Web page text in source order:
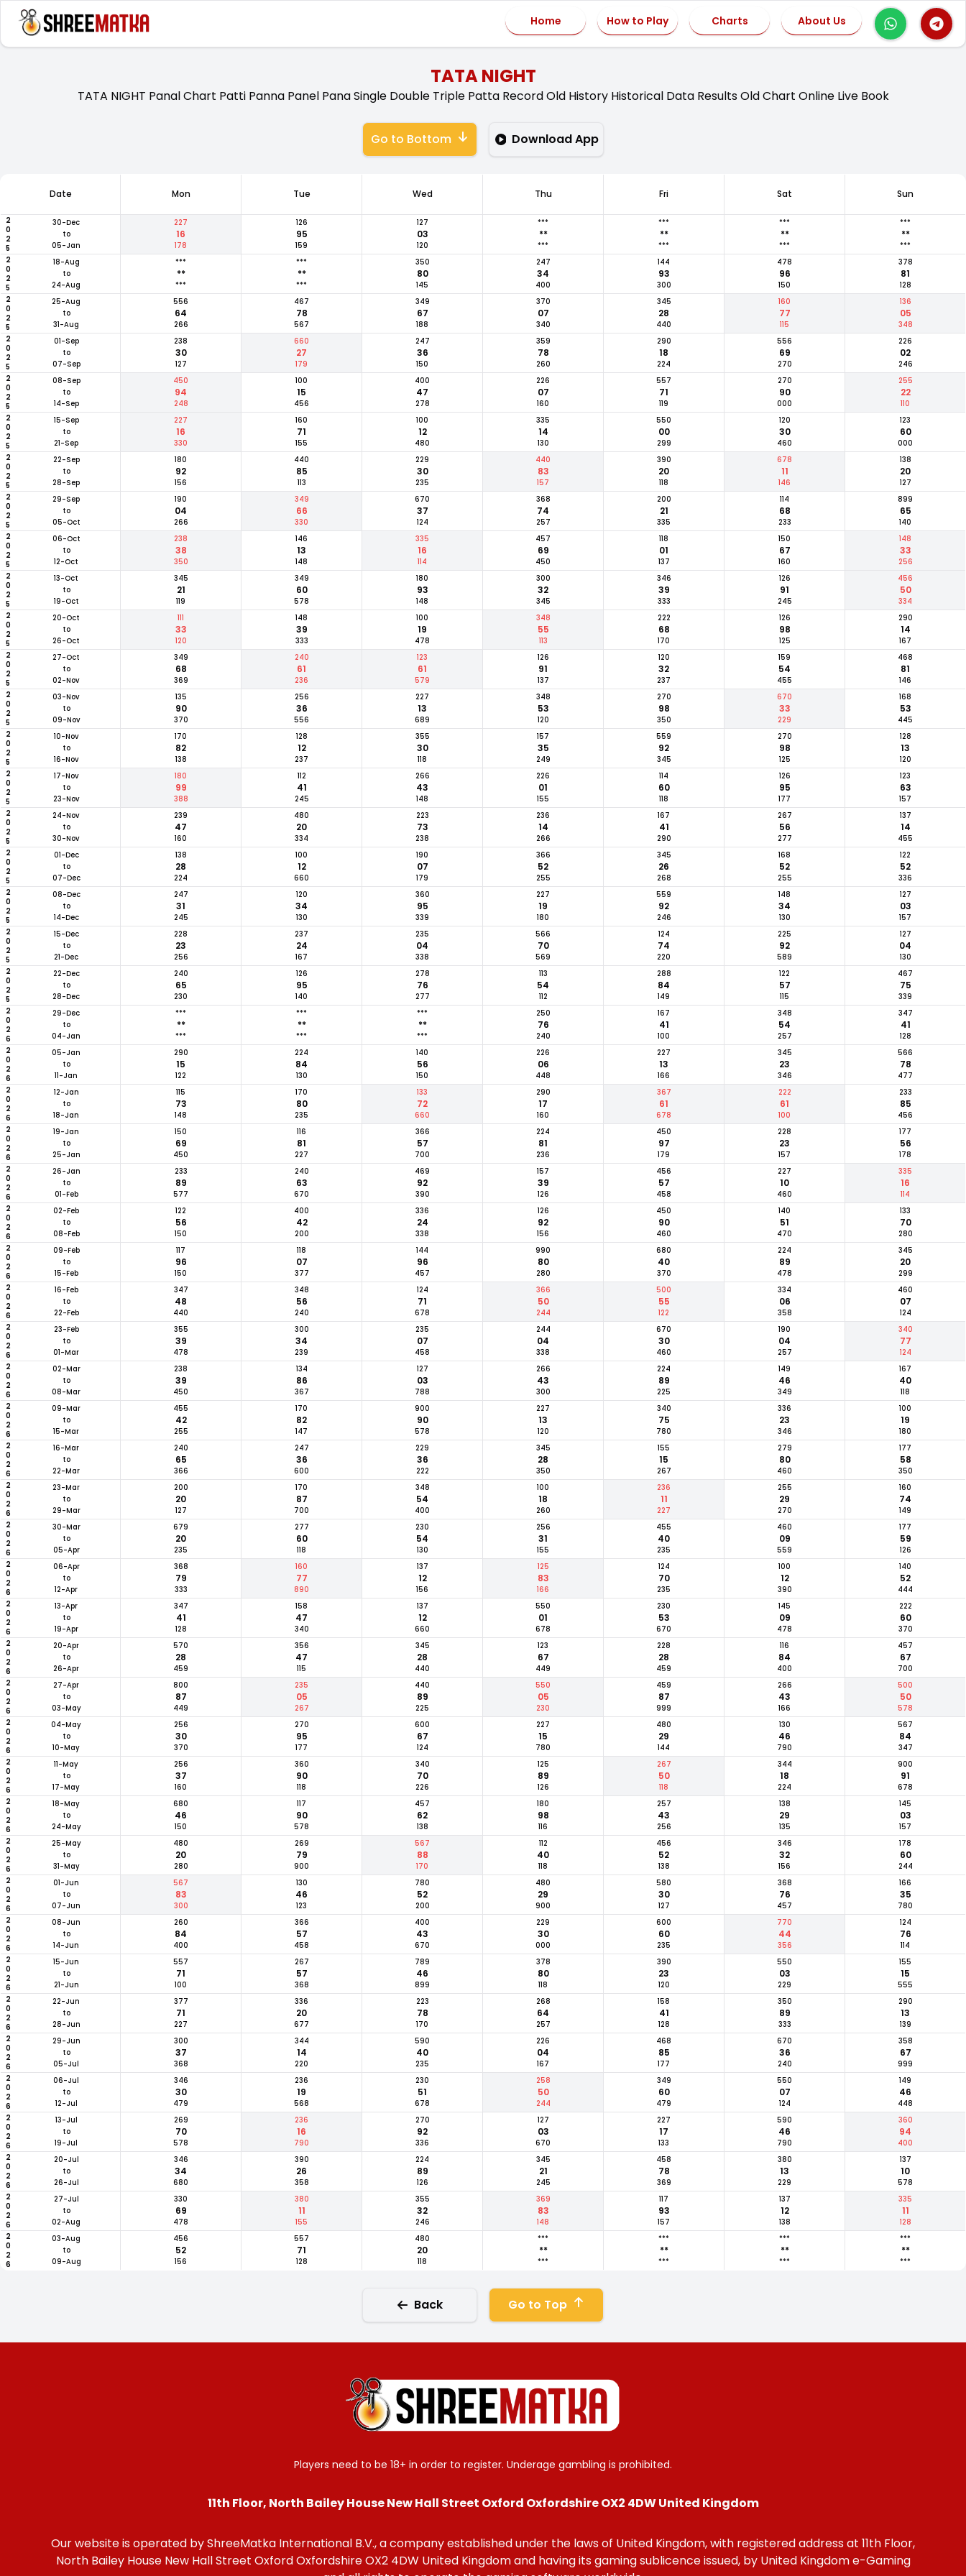
Home How to Play Charts About Us
TATA NIGHT
TATA NIGHT Panal Chart Patti Panna Panel Pana Single Double Triple Patta Record Old History Historical Data Results Old Chart Online Live Book
Go to Bottom Download App
Date Mon Tue Wed Thu Fri Sat Sun
2025
30-Dec
to
05-Jan
227
16
178
126
95
159
127
03
120
***
**
***
***
**
***
***
**
***
***
**
***
2025
18-Aug
to
24-Aug
***
**
***
***
**
***
350
80
145
247
34
400
144
93
300
478
96
150
378
81
128
2025
25-Aug
to
31-Aug
556
64
266
467
78
567
349
67
188
370
07
340
345
28
440
160
77
115
136
05
348
2025
01-Sep
to
07-Sep
238
30
127
660
27
179
247
36
150
359
78
260
290
18
224
556
69
270
226
02
246
2025
08-Sep
to
14-Sep
450
94
248
100
15
456
400
47
278
226
07
160
557
71
119
270
90
000
255
22
110
2025
15-Sep
to
21-Sep
227
16
330
160
71
155
100
12
480
335
14
130
550
00
299
120
30
460
123
60
000
2025
22-Sep
to
28-Sep
180
92
156
440
85
113
229
30
235
440
83
157
390
20
118
678
11
146
138
20
127
2025
29-Sep
to
05-Oct
190
04
266
349
66
330
670
37
124
368
74
257
200
21
335
114
68
233
899
65
140
2025
06-Oct
to
12-Oct
238
38
350
146
13
148
335
16
114
457
69
450
118
01
137
150
67
160
148
33
256
2025
13-Oct
to
19-Oct
345
21
119
349
60
578
180
93
148
300
32
345
346
39
333
126
91
245
456
50
334
2025
20-Oct
to
26-Oct
111
33
120
148
39
333
100
19
478
348
55
113
222
68
170
126
98
125
290
14
167
2025
27-Oct
to
02-Nov
349
68
369
240
61
236
123
61
579
126
91
137
120
32
237
159
54
455
468
81
146
2025
03-Nov
to
09-Nov
135
90
370
256
36
556
227
13
689
348
53
120
270
98
350
670
33
229
168
53
445
2025
10-Nov
to
16-Nov
170
82
138
128
12
237
355
30
118
157
35
249
559
92
345
270
98
125
128
13
120
2025
17-Nov
to
23-Nov
180
99
388
112
41
245
266
43
148
226
01
155
114
60
118
126
95
177
123
63
157
2025
24-Nov
to
30-Nov
239
47
160
480
20
334
223
73
238
236
14
266
167
41
290
267
56
277
137
14
455
2025
01-Dec
to
07-Dec
138
28
224
100
12
660
190
07
179
366
52
255
345
26
268
168
52
255
122
52
336
2025
08-Dec
to
14-Dec
247
31
245
120
34
130
360
95
339
227
19
180
559
92
246
148
34
130
127
03
157
2025
15-Dec
to
21-Dec
228
23
256
237
24
167
235
04
338
566
70
569
124
74
220
225
92
589
127
04
130
2025
22-Dec
to
28-Dec
240
65
230
126
95
140
278
76
277
113
54
112
288
84
149
122
57
115
467
75
339
2026
29-Dec
to
04-Jan
***
**
***
***
**
***
***
**
***
250
76
240
167
41
100
348
54
257
347
41
128
2026
05-Jan
to
11-Jan
290
15
122
224
84
130
140
56
150
226
06
448
227
13
166
345
23
346
566
78
477
2026
12-Jan
to
18-Jan
115
73
148
170
80
235
133
72
660
290
17
160
367
61
678
222
61
100
233
85
456
2026
19-Jan
to
25-Jan
150
69
450
116
81
227
366
57
700
224
81
236
450
97
179
228
23
157
177
56
178
2026
26-Jan
to
01-Feb
233
89
577
240
63
670
469
92
390
157
39
126
456
57
458
227
10
460
335
16
114
2026
02-Feb
to
08-Feb
122
56
150
400
42
200
336
24
338
126
92
156
450
90
460
140
51
470
133
70
280
2026
09-Feb
to
15-Feb
117
96
150
118
07
377
144
96
457
990
80
280
680
40
370
224
89
478
345
20
299
2026
16-Feb
to
22-Feb
347
48
440
348
56
240
124
71
678
366
50
244
500
55
122
334
06
358
460
07
124
2026
23-Feb
to
01-Mar
355
39
478
300
34
239
235
07
458
244
04
338
670
30
460
190
04
257
340
77
124
2026
02-Mar
to
08-Mar
238
39
450
134
86
367
127
03
788
266
43
300
224
89
225
149
46
349
167
40
118
2026
09-Mar
to
15-Mar
455
42
255
170
82
147
900
90
578
227
13
120
340
75
780
336
23
346
100
19
180
2026
16-Mar
to
22-Mar
240
65
366
247
36
600
229
36
222
345
28
350
155
15
267
279
80
460
177
58
350
2026
23-Mar
to
29-Mar
200
20
127
170
87
700
348
54
400
100
18
260
236
11
227
255
29
270
160
74
149
2026
30-Mar
to
05-Apr
679
20
235
277
60
118
230
54
130
256
31
155
455
40
235
460
09
559
177
59
126
2026
06-Apr
to
12-Apr
368
79
333
160
77
890
137
12
156
125
83
166
124
70
235
100
12
390
140
52
444
2026
13-Apr
to
19-Apr
347
41
128
158
47
340
137
12
660
550
01
678
230
53
670
145
09
478
222
60
370
2026
20-Apr
to
26-Apr
570
28
459
356
47
115
345
28
440
123
67
449
228
28
459
116
84
400
457
67
700
2026
27-Apr
to
03-May
800
87
449
235
05
267
440
89
225
550
05
230
459
87
999
266
43
166
500
50
578
2026
04-May
to
10-May
256
30
370
270
95
177
600
67
124
227
15
780
480
29
144
130
46
790
567
84
347
2026
11-May
to
17-May
256
37
160
360
90
118
340
70
226
125
89
126
267
50
118
344
18
224
900
91
678
2026
18-May
to
24-May
680
46
150
117
90
578
457
62
138
180
98
116
257
43
256
138
29
135
145
03
157
2026
25-May
to
31-May
480
20
280
269
79
900
567
88
170
112
40
118
456
52
138
346
32
156
178
60
244
2026
01-Jun
to
07-Jun
567
83
300
130
46
123
780
52
200
480
29
900
580
30
127
368
76
457
166
35
780
2026
08-Jun
to
14-Jun
260
84
400
366
57
458
400
43
670
229
30
000
600
60
235
770
44
356
124
76
114
2026
15-Jun
to
21-Jun
557
71
100
267
57
368
789
46
899
378
80
118
390
23
120
550
03
229
155
15
555
2026
22-Jun
to
28-Jun
377
71
227
336
20
677
223
78
170
268
64
257
158
41
128
350
89
333
290
13
139
2026
29-Jun
to
05-Jul
300
37
368
344
14
220
590
40
235
226
04
167
468
85
177
670
36
240
358
67
999
2026
06-Jul
to
12-Jul
346
30
479
236
19
568
230
51
678
258
50
244
349
60
479
550
07
124
149
46
448
2026
13-Jul
to
19-Jul
269
70
578
236
16
790
270
92
336
127
03
670
227
17
133
590
46
790
360
94
400
2026
20-Jul
to
26-Jul
346
34
680
390
26
358
224
89
126
345
21
245
458
78
369
380
13
229
137
10
578
2026
27-Jul
to
02-Aug
330
69
478
380
11
155
355
32
246
369
83
148
117
93
157
137
12
138
335
11
128
2026
03-Aug
to
09-Aug
456
52
156
557
71
128
480
20
118
***
**
***
***
**
***
***
**
***
***
**
***
Back Go to Top
Players need to be 18+ in order to register. Underage gambling is prohibited.
11th Floor, North Bailey House New Hall Street Oxford Oxfordshire OX2 4DW United Kingdom
Our website is operated by ShreeMatka International B.V., a company established under the laws of United Kingdom, with registered address at 11th Floor,
North Bailey House New Hall Street Oxford Oxfordshire OX2 4DW United Kingdom and having its gaming sublicence issued, by United Kingdom e-Gaming